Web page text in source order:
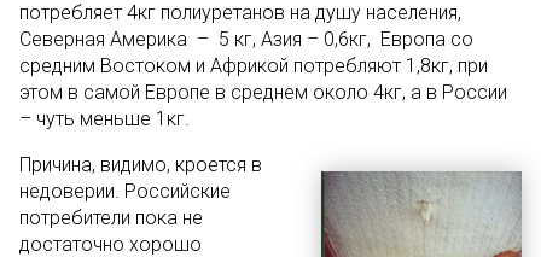
потребляет 4кг полиуретанов на душу населения,
Северная Америка – 5 кг, Азия – 0,6кг, Европа со
средним Востоком и Африкой потребляют 1,8кг, при
этом в самой Европе в среднем около 4кг, а в России
– чуть меньше 1кг.
Причина, видимо, кроется в
недоверии. Российские
потребители пока не
достаточно хорошо